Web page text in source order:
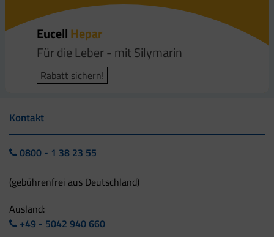
EucellHepar
Für die Leber - mit Silymarin
Rabatt sichern!
Kontakt
0800 - 1 38 23 55
(gebührenfrei aus Deutschland)
Ausland:
+49 - 5042 940 660